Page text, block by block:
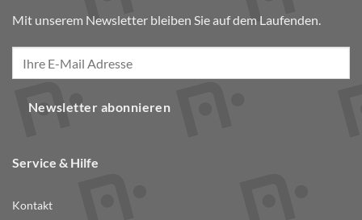
Mit unserem Newsletter bleiben Sie auf dem Laufenden.
Newsletter abonnieren
Service & Hilfe
Kontakt